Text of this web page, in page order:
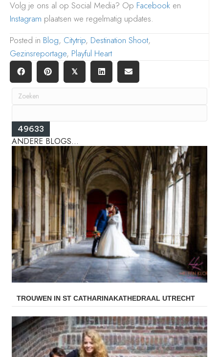
Volg je ons al op Social Media? Op Facebook en
Instagram plaatsen we regelmatig updates.
Posted in Blog, Citytrip, Destination Shoot,
Gezinsreportage, Playful Heart
𝕏
ANDERE BLOGS...
TROUWEN IN ST CATHARINAKATHEDRAAL UTRECHT